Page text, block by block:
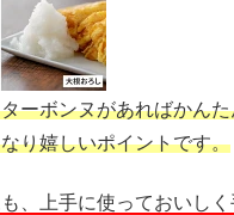
ーボンヌがあればかん
り嬉しいポイントです。
、上手に使っておいし